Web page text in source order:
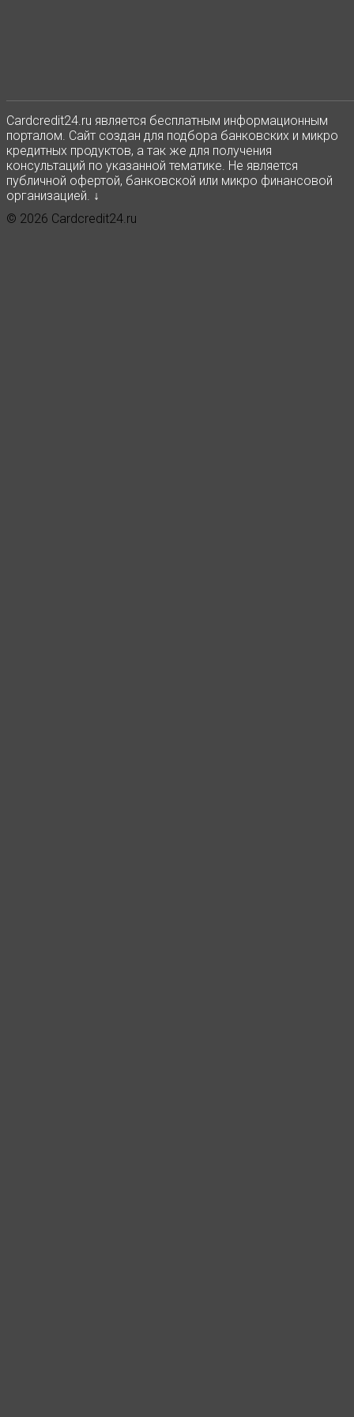
Сardcredit24.ru является бесплатным информационным
порталом. Сайт создан для подбора банковских и микро
кредитных продуктов, а так же для получения
консультаций по указанной тематике. Не является
публичной офертой, банковской или микро финансовой
организацией. ↓
© 2026 Cardcredit24.ru